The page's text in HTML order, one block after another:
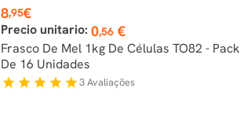
Preço
8,95€
Precio unitario: 0,56 €
Frasco De Mel 1kg De Células TO82 - Pack
De 16 Unidades
star star star star star3Avaliações